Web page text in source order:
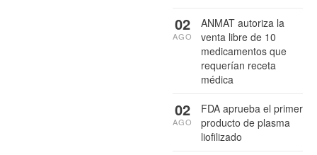
ANMAT autoriza la
venta libre de 10
medicamentos que
requerían receta
médica
02
AGO
FDA aprueba el primer
producto de plasma
liofilizado
02
AGO